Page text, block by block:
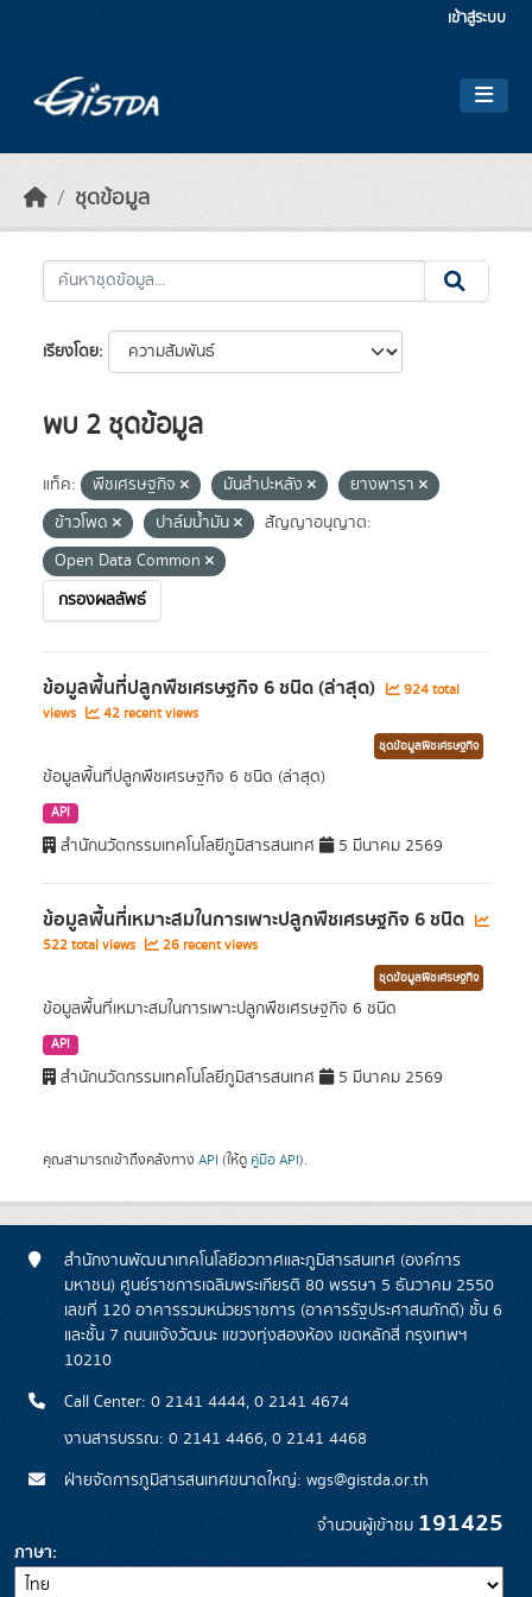
เข้าสู่ระบบ
ชุดข้อมูล
เรียงโดย
พบ 2 ชุดข้อมูล
แท็ค: พืชเศรษฐกิจ มันสำปะหลัง
ยางพารา
ข้าวโพด
ปาล์มน้ำมัน
สัญญาอนุญาต:
Open Data Common
กรองผลลัพธ์
ข้อมูลพื้นที่ปลูกพืชเศรษฐกิจ 6 ชนิด (ล่าสุด)
924 total
views
42 recent views
ชุดข้อมูลพืชเศรษฐกิจ
ข้อมูลพื้นที่ปลูกพืชเศรษฐกิจ 6 ชนิด (ล่าสุด)
API
สำนักนวัตกรรมเทคโนโลยีภูมิสารสนเทศ 5 มีนาคม 2569
ข้อมูลพื้นที่เหมาะสมในการเพาะปลูกพืชเศรษฐกิจ 6 ชนิด
522 total views 26 recent views
ชุดข้อมูลพืชเศรษฐกิจ
ข้อมูลพื้นที่เหมาะสมในการเพาะปลูกพืชเศรษฐกิจ 6 ชนิด
API
สำนักนวัตกรรมเทคโนโลยีภูมิสารสนเทศ 5 มีนาคม 2569
คุณสามารถเข้าถึงคลังทาง API (ให้ดู คู่มือ API).
สำนักงานพัฒนาเทคโนโลยีอวกาศและภูมิสารสนเทศ (องค์การ
มหาชน) ศูนย์ราชการเฉลิมพระเกียรติ 80 พรรษา 5 ธันวาคม 2550
เลขที่ 120 อาคารรวมหน่วยราชการ (อาคารรัฐประศาสนภักดี) ชั้น 6
และชั้น 7 ถนนแจ้งวัฒนะ แขวงทุ่งสองห้อง เขตหลักสี่ กรุงเทพฯ
10210
Call Center: 0 2141 4444, 0 2141 4674
งานสารบรรณ: 0 2141 4466, 0 2141 4468
ฝ่ายจัดการภูมิสารสนเทศขนาดใหญ่: wgs@gistda.or.th
จำนวนผู้เข้าชม 191425
ภาษา